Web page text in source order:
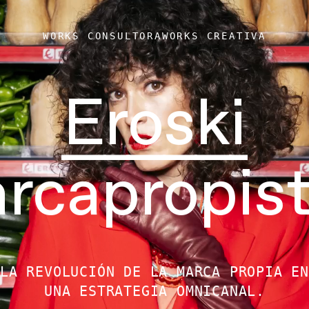
WORKS CONSULTORAWORKS CREATIVA
Eroski
LA REVOLUCIÓN DE LA MARCA PROPIA EN
UNA ESTRATEGIA OMNICANAL.